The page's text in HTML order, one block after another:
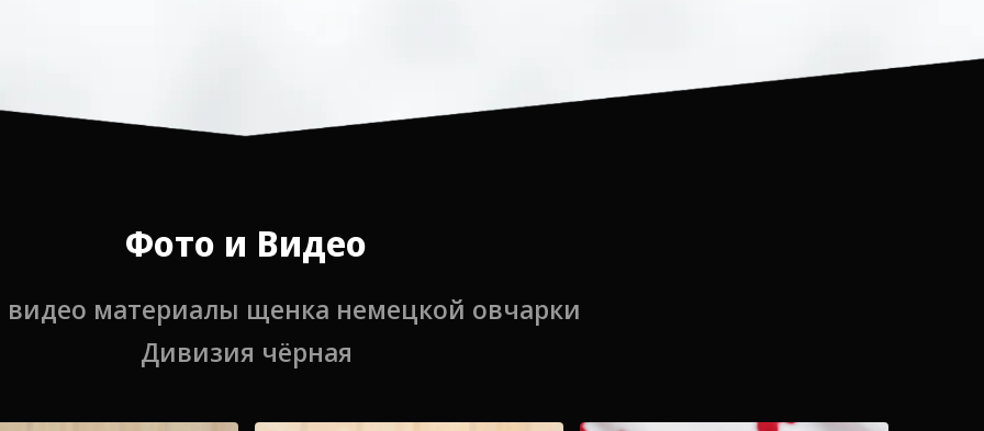
Фото и Видео
материалы щенка немецкой овчарки
Дивизия чёрная